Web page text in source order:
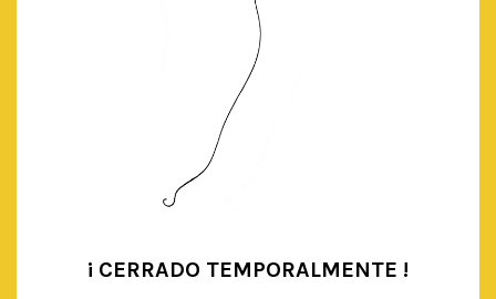
¡ CERRADO TEMPORALMENTE !